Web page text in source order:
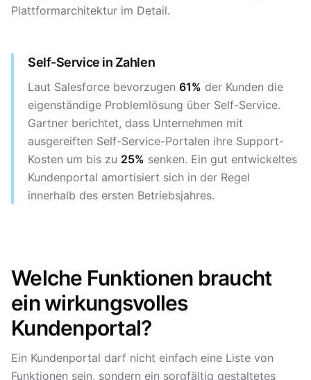
Plattformarchitektur im Detail.
Self-Service in Zahlen
Laut Salesforce bevorzugen 61% der Kunden die
eigenständige Problemlösung über Self-Service.
Gartner berichtet, dass Unternehmen mit
ausgereiften Self-Service-Portalen ihre Support-
Kosten um bis zu 25% senken. Ein gut entwickeltes
Kundenportal amortisiert sich in der Regel
innerhalb des ersten Betriebsjahres.
Welche Funktionen braucht
ein wirkungsvolles
Kundenportal?
Ein Kundenportal darf nicht einfach eine Liste von
Funktionen sein, sondern ein sorgfältig gestaltetes